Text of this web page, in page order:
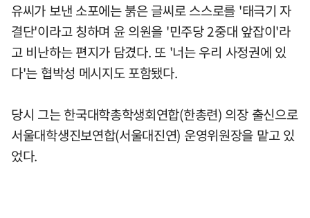
유씨가 보낸 소포에는 붉은 글씨로 스스로를 '태극기 자
결단'이라고 칭하며 윤 의원을 '민주당 2중대 앞잡이'라
고 비난하는 편지가 담겼다. 또 '너는 우리 사정권에 있
다'는 협박성 메시지도 포함됐다.
당시 그는 한국대학총학생회연합(한총련) 의장 출신으로
서울대학생진보연합(서울대진연) 운영위원장을 맡고 있
었다.